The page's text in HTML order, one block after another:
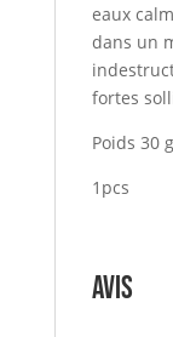
eaux
dans un
fortes
Poids 30
1pcs
Avis